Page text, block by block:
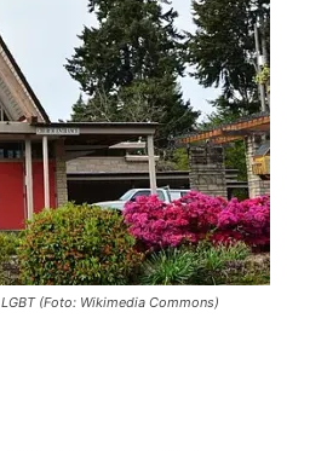
(Foto: Wikimedia Commons)